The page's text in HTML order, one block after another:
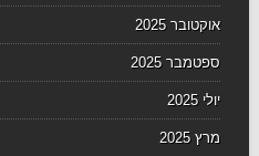
אוקטובר 2025
ספטמבר 2025
יולי 2025
מרץ 2025